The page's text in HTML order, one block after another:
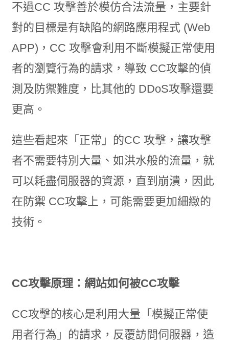
不過CC 攻擊善於模仿合法流量，主要針
對的目標是有缺陷的網路應用程式 (Web
APP)，CC 攻擊會利用不斷模擬正常使用
者的瀏覽行為的請求，導致 CC攻擊的偵
測及防禦難度，比其他的 DDoS攻擊還要
更高。
這些看起來「正常」的CC 攻擊，讓攻擊
者不需要特別大量、如洪水般的流量，就
可以耗盡伺服器的資源，直到崩潰，因此
在防禦 CC攻擊上，可能需要更加細緻的
技術。
CC攻擊原理：網站如何被CC攻擊
CC攻擊的核心是利用大量「模擬正常使
用者行為」的請求，反覆訪問伺服器，造